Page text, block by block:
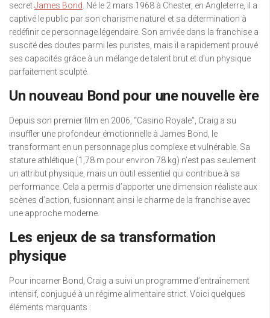
secretJames Bond. Né le 2 mars 1968 à Chester, en Angleterre, il a
captivé le public par son charisme naturel et sa détermination à
redéfinir ce personnage légendaire. Son arrivée dans la franchise a
suscité des doutes parmi les puristes, mais il a rapidement prouvé
ses capacités grâce à un mélange de talent brut et d’un physique
parfaitement sculpté.
Un nouveau Bond pour une nouvelle ère
Depuis son premier film en 2006, “Casino Royale”, Craig a su
insuffler une profondeur émotionnelle à James Bond, le
transformant en un personnage plus complexe et vulnérable. Sa
stature athlétique (1,78 m pour environ 78 kg) n’est pas seulement
un attribut physique, mais un outil essentiel qui contribue à sa
performance. Cela a permis d’apporter une dimension réaliste aux
scènes d’action, fusionnant ainsi le charme de la franchise avec
une approche moderne.
Les enjeux de sa transformation
physique
Pour incarner Bond, Craig a suivi un programme d’entraînement
intensif, conjugué à un régime alimentaire strict. Voici quelques
éléments marquants :